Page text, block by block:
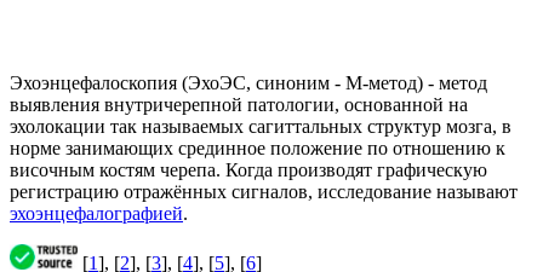
Эхоэнцефалоскопия (ЭхоЭС, синоним - М-метод) - метод
выявления внутричерепной патологии, основанной на
эхолокации так называемых сагиттальных структур мозга, в
норме занимающих срединное положение по отношению к
височным костям черепа. Когда производят графическую
регистрацию отражённых сигналов, исследование называют
эхоэнцефалографией.
[1], [2], [3], [4], [5], [6]